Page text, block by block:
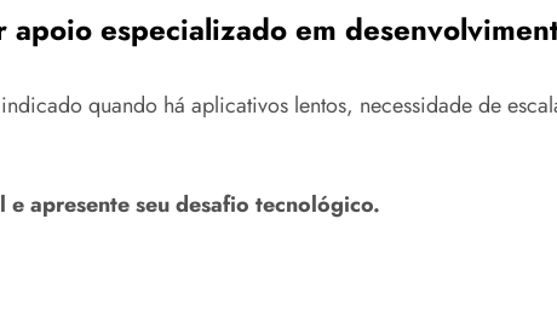
especializado em
quando há aplicativos lentos, necessidade de
e apresente seu desafio tecnológico.